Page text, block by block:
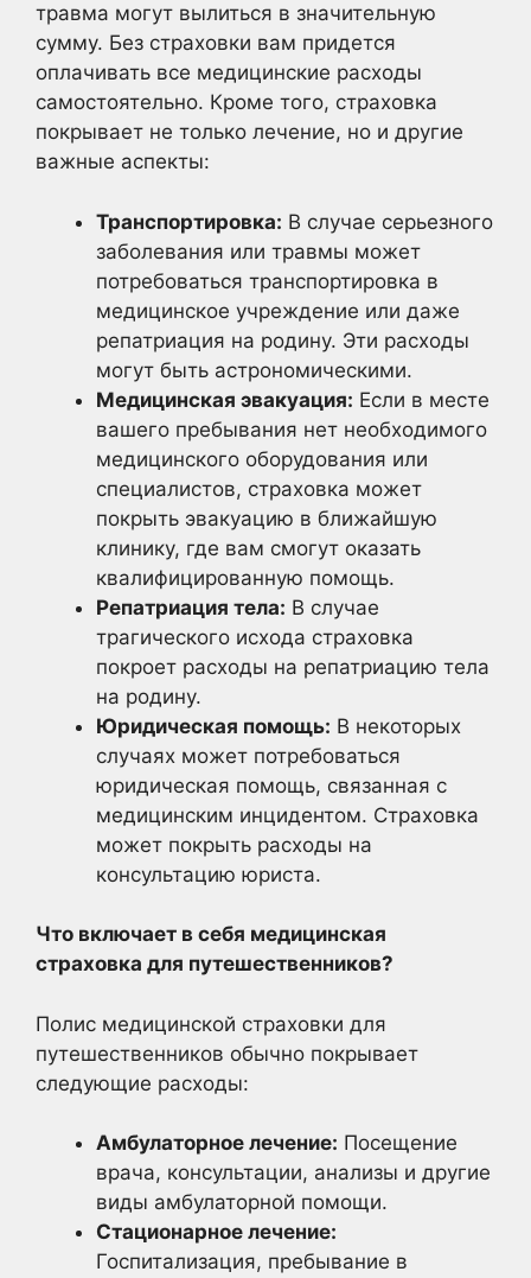
травма могут вылиться в значительную
сумму. Без страховки вам придется
оплачивать все медицинские расходы
самостоятельно. Кроме того, страховка
покрывает не только лечение, но и другие
важные аспекты:
Транспортировка: В случае серьезного
заболевания или травмы может
потребоваться транспортировка в
медицинское учреждение или даже
репатриация на родину. Эти расходы
могут быть астрономическими.
Медицинская эвакуация: Если в месте
вашего пребывания нет необходимого
медицинского оборудования или
специалистов, страховка может
покрыть эвакуацию в ближайшую
клинику, где вам смогут оказать
квалифицированную помощь.
Репатриация тела: В случае
трагического исхода страховка
покроет расходы на репатриацию тела
на родину.
Юридическая помощь: В некоторых
случаях может потребоваться
юридическая помощь, связанная с
медицинским инцидентом. Страховка
может покрыть расходы на
консультацию юриста.
Что включает в себя медицинская
страховка для путешественников?
Полис медицинской страховки для
путешественников обычно покрывает
следующие расходы:
Амбулаторное лечение: Посещение
врача, консультации, анализы и другие
виды амбулаторной помощи.
Стационарное лечение:
Госпитализация, пребывание в